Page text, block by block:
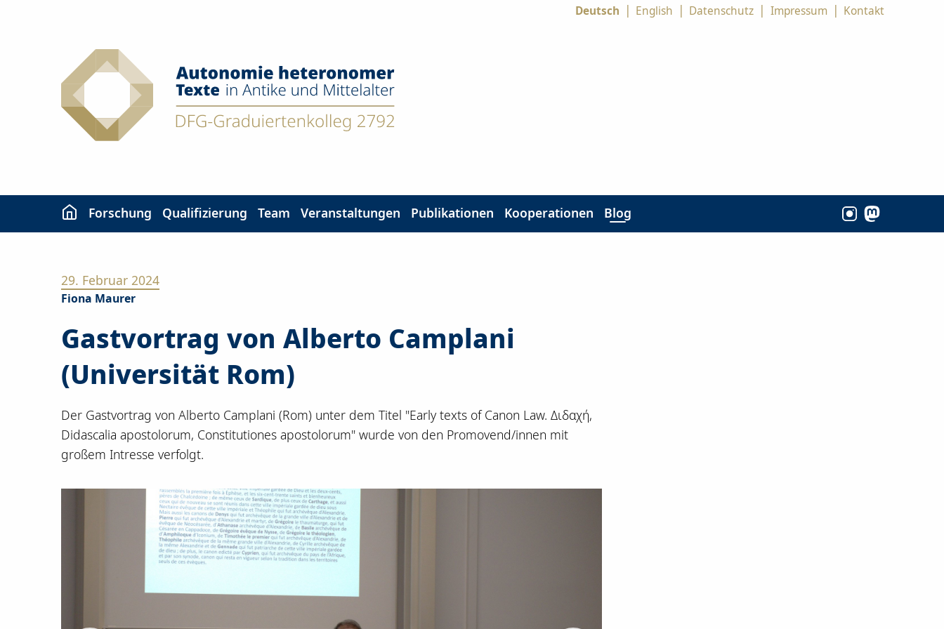
Deutsch | English | Datenschutz | Impressum | Kontakt
Forschung Qualifizierung Team Veranstaltungen Publikationen Kooperationen Blog
29. Februar 2024
Fiona Maurer
Gastvortrag von Alberto Camplani
(Universität Rom)
Der Gastvortrag von Alberto Camplani (Rom) unter dem Titel "Early texts of Canon Law. Διδαχή,
Didascalia apostolorum, Constitutiones apostolorum" wurde von den Promovend/innen mit
großem Intresse verfolgt.